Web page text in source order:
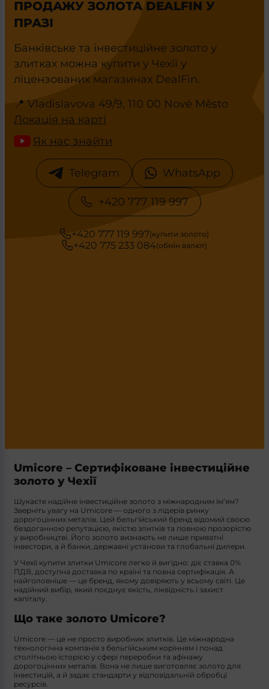
ПРОДАЖУ ЗОЛОТА DEALFIN У
ПРАЗІ
Банківське та інвестиційне золото у
злитках можна купити у Чехії у
ліцензованих магазинах DealFin.
📍 Vladislavova 49/9, 110 00 Nové Město
Локація на карті
Як нас знайти
Telegram WhatsApp
+420 777 119 997
+420 777 119 997(купити золото)
+420 775 233 084(обмін валют)
Umicore – Сертифіковане інвестиційне
золото у Чехії
Шукаєте надійне інвестиційне золото з міжнародним ім’ям?
Зверніть увагу на Umicore — одного з лідерів ринку
дорогоцінних металів. Цей бельгійський бренд відомий своєю
бездоганною репутацією, якістю злитків та повною прозорістю
у виробництві. Його золото визнають не лише приватні
інвестори, а й банки, державні установи та глобальні дилери.
У Чехії купити злитки Umicore легко й вигідно: діє ставка 0%
ПДВ, доступна доставка по країні та повна сертифікація. А
найголовніше — це бренд, якому довіряють у всьому світі. Це
надійний вибір, який поєднує якість, ліквідність і захист
капіталу.
Що таке золото Umicore?
Umicore — це не просто виробник злитків. Це міжнародна
технологічна компанія з бельгійським корінням і понад
столітньою історією у сфері переробки та афінажу
дорогоцінних металів. Вона не лише виготовляє золото для
інвестицій, а й задає стандарти у відповідальній обробці
ресурсів.